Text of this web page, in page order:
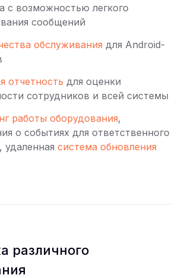
с возможностью легкого
сообщений
обслуживания для Android-
отчетность для оценки
сотрудников и всей системы
работы оборудования,
о событиях для ответственного
удаленная система обновления
различного